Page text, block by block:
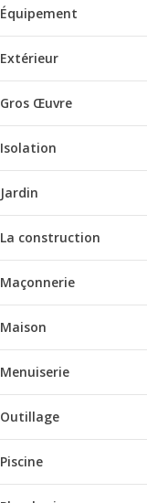
Équipement
Extérieur
Gros Œuvre
Isolation
Jardin
La construction
Maçonnerie
Maison
Menuiserie
Outillage
Piscine